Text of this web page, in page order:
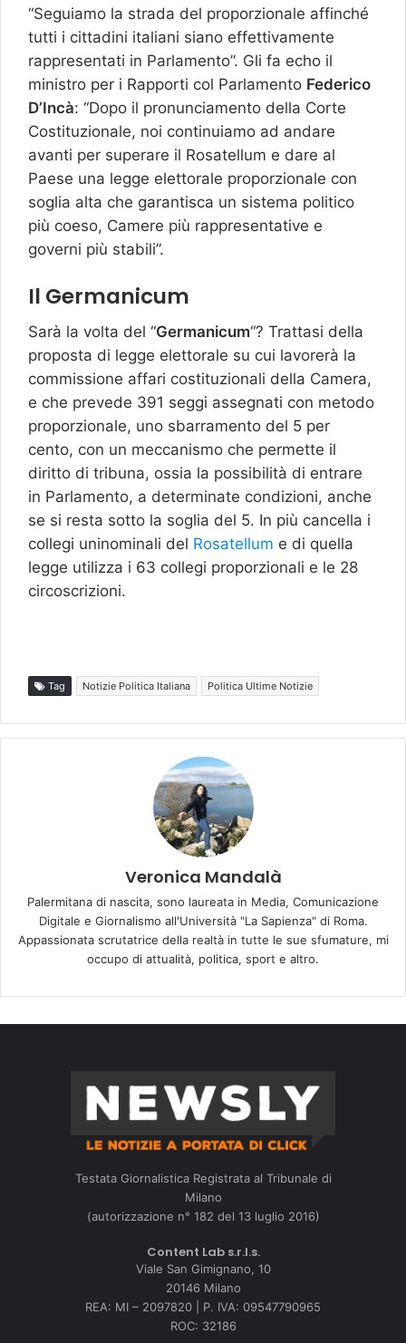
“Seguiamo la strada del proporzionale affinché
tutti i cittadini italiani siano effettivamente
rappresentati in Parlamento”. Gli fa echo il
ministro per i Rapporti col Parlamento Federico
D’Incà: “Dopo il pronunciamento della Corte
Costituzionale, noi continuiamo ad andare
avanti per superare il Rosatellum e dare al
Paese una legge elettorale proporzionale con
soglia alta che garantisca un sistema politico
più coeso, Camere più rappresentative e
governi più stabili”.
Il Germanicum
Sarà la volta del “Germanicum“? Trattasi della
proposta di legge elettorale su cui lavorerà la
commissione affari costituzionali della Camera,
e che prevede 391 seggi assegnati con metodo
proporzionale, uno sbarramento del 5 per
cento, con un meccanismo che permette il
diritto di tribuna, ossia la possibilità di entrare
in Parlamento, a determinate condizioni, anche
se si resta sotto la soglia del 5. In più cancella i
collegi uninominali del Rosatellum e di quella
legge utilizza i 63 collegi proporzionali e le 28
circoscrizioni.
Tag Notizie Politica Italiana Politica Ultime Notizie
Veronica Mandalà
Palermitana di nascita, sono laureata in Media, Comunicazione
Digitale e Giornalismo all'Università "La Sapienza" di Roma.
Appassionata scrutatrice della realtà in tutte le sue sfumature, mi
occupo di attualità, politica, sport e altro.
Testata Giornalistica Registrata al Tribunale di
Milano
(autorizzazione n° 182 del 13 luglio 2016)
Content Lab s.r.l.s.
Viale San Gimignano, 10
20146 Milano
REA: MI – 2097820 | P. IVA: 09547790965
ROC: 32186